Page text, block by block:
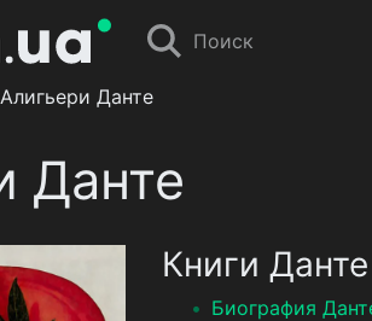
Поиск
Алигьери Данте
Данте
Книги
Биография